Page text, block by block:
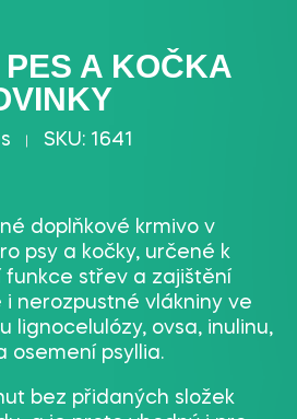
A KOČKA
SKU: 1641
doplňkové krmivo v
psy a kočky, určené k
funkce střev a zajištění
i nerozpustné vlákniny ve
lignocelulózy, ovsa, inulinu,
osemení psyllia.
bez přidaných složek